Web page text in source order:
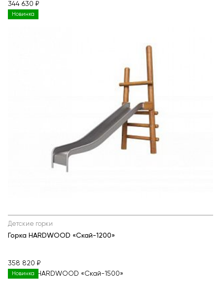
344 630 ₽
Новинка
Детские горки
Горка HARDWOOD «Скай-1200»
358 820 ₽
Новинка